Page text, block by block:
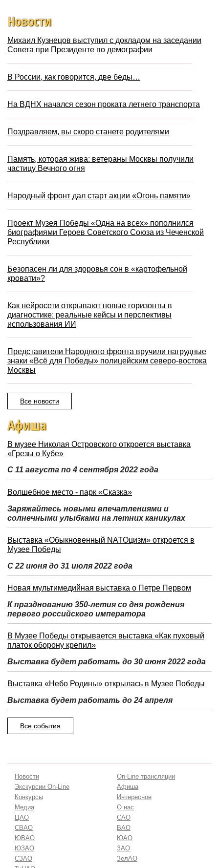
Новости
Михаил Кузнецов выступил с докладом на заседании
Совета при Президенте по демографии
В России, как говорится, две беды…
На ВДНХ начался сезон проката летнего транспорта
Поздравляем, вы скоро станете родителями
Память, которая жива: ветераны Москвы получили
частицу Вечного огня
Народный фронт дал старт акции «Огонь памяти»
Проект Музея Победы «Одна на всех» пополнился
биографиями Героев Советского Союза из Чеченской
Республики
Безопасен ли для здоровья сон в «картофельной
кровати»?
Как нейросети открывают новые горизонты в
диагностике: реальные кейсы и перспективы
использования ИИ
Представители Народного фронта вручили нагрудные
знаки «Всё для Победы» полицейским северо-востока
Москвы
Все новости
Афиша
В музее Николая Островского откроется выставка
«Грезы о Кубе»
С 11 августа по 4 сентября 2022 года
Волшебное место - парк «Сказка»
Заряжайтесь новыми впечатлениями и
солнечными улыбками на летних каникулах
Выставка «Обыкновенный NATOцизм» откроется в
Музее Победы
С 22 июня до 31 июля 2022 года
Новая мультимедийная выставка о Петре Первом
К празднованию 350-летия со дня рождения
первого российского императора
В Музее Победы открывается выставка «Как пуховый
платок оборону крепил»
Выставка будет работать до 30 июня 2022 года
Выставка «Небо Родины» открылась в Музее Победы
Выставка будет работать до 24 апреля
Все события
Новости
On-Line трансляции
Экскурсии On-Line
Афиша
Конкурсы
Интересное
Медиа
О нас
ЦАО
САО
СВАО
ВАО
ЮВАО
ЮАО
ЮЗАО
ЗАО
СЗАО
ЗелАО